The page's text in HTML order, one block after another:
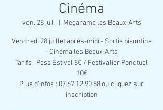
Cinéma
ven. 28 juil. Megarama les Beaux-Arts
Vendredi 28 juillet après-midi - Sortie bisontine
- Cinéma les Beaux-Arts
Tarifs : Pass Estival 8€ / Festivalier Ponctuel
10€
Plus d'infos : 07 67 12 90 58 ou cliquez sur
inscription